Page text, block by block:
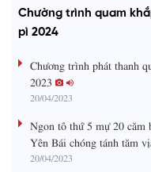
Chường trình quam
pì 2024
Chương trình phát thanh
2023
20/04/2023
Ngon tô thứ 5 mự 20
Yên Bái chóng tánh tăm
20/04/2023